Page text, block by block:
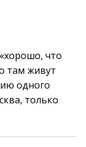
что
там живут
одного
только